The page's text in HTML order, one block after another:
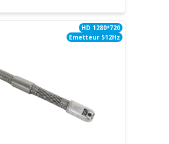
HD 1280*720
Emetteur 512Hz